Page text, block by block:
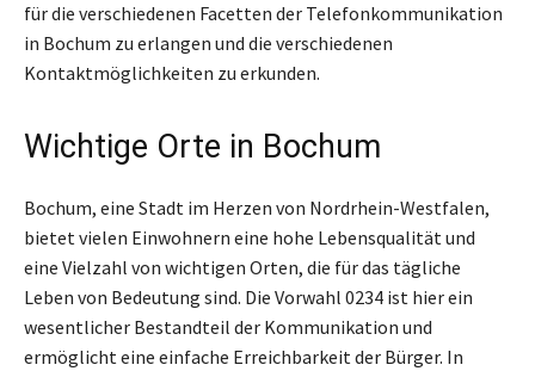
für die verschiedenen Facetten der Telefonkommunikation
in Bochum zu erlangen und die verschiedenen
Kontaktmöglichkeiten zu erkunden.
Wichtige Orte in Bochum
Bochum, eine Stadt im Herzen von Nordrhein-Westfalen,
bietet vielen Einwohnern eine hohe Lebensqualität und
eine Vielzahl von wichtigen Orten, die für das tägliche
Leben von Bedeutung sind. Die Vorwahl 0234 ist hier ein
wesentlicher Bestandteil der Kommunikation und
ermöglicht eine einfache Erreichbarkeit der Bürger. In